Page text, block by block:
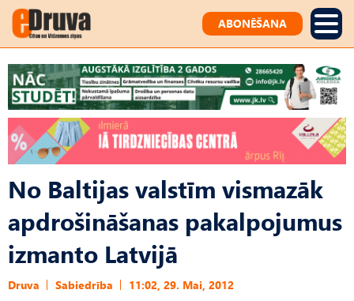
ABONĒŠANA
No Baltijas valstīm vismazāk
apdrošināšanas pakalpojumus
izmanto Latvijā
Druva Sabiedrība 11:02, 29. Mai, 2012